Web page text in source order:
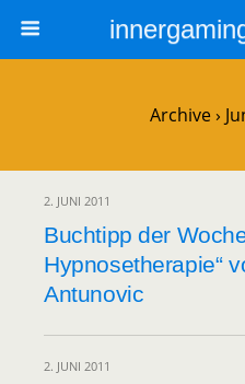
Archive ›
2. JUNI 2011
Buchtipp der
Hypnosetherapie“
Antunovic
2. JUNI 2011